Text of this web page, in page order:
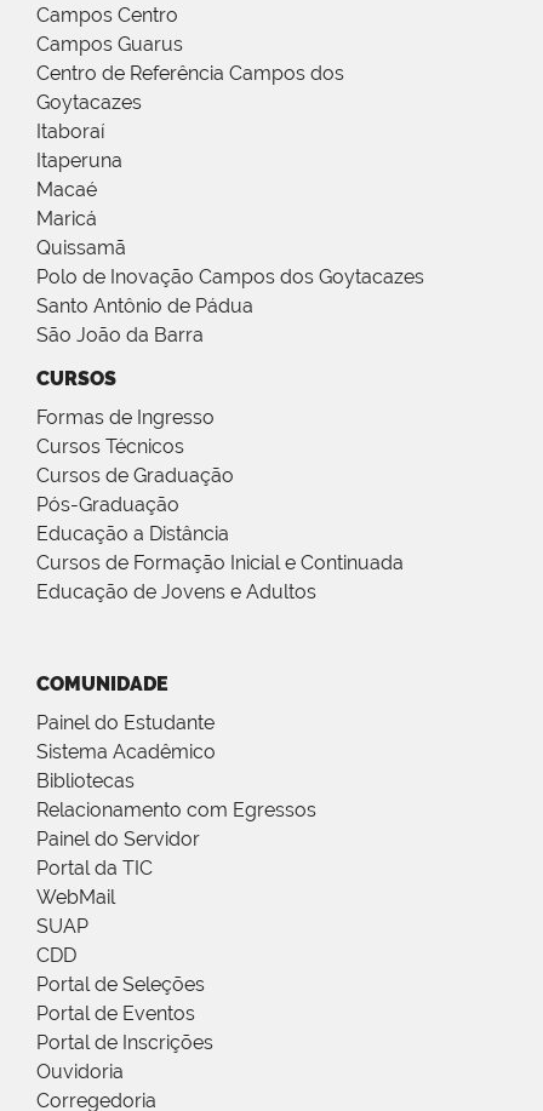
Campos Centro
Campos Guarus
Centro de Referência Campos dos
Goytacazes
Itaboraí
Itaperuna
Macaé
Maricá
Quissamã
Polo de Inovação Campos dos Goytacazes
Santo Antônio de Pádua
São João da Barra
CURSOS
Formas de Ingresso
Cursos Técnicos
Cursos de Graduação
Pós-Graduação
Educação a Distância
Cursos de Formação Inicial e Continuada
Educação de Jovens e Adultos
COMUNIDADE
Painel do Estudante
Sistema Acadêmico
Bibliotecas
Relacionamento com Egressos
Painel do Servidor
Portal da TIC
WebMail
SUAP
CDD
Portal de Seleções
Portal de Eventos
Portal de Inscrições
Ouvidoria
Corregedoria